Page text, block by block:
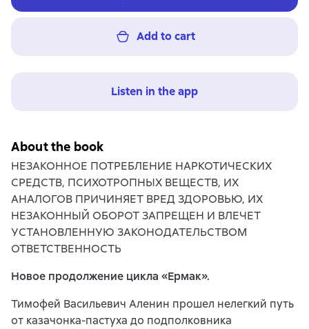
Add to cart
Listen in the app
About the book
НЕЗАКОННОЕ ПОТРЕБЛЕНИЕ НАРКОТИЧЕСКИХ
СРЕДСТВ, ПСИХОТРОПНЫХ ВЕЩЕСТВ, ИХ
АНАЛОГОВ ПРИЧИНЯЕТ ВРЕД ЗДОРОВЬЮ, ИХ
НЕЗАКОННЫЙ ОБОРОТ ЗАПРЕЩЕН И ВЛЕЧЕТ
УСТАНОВЛЕННУЮ ЗАКОНОДАТЕЛЬСТВОМ
ОТВЕТСТВЕННОСТЬ
Новое продолжение цикла «Ермак».
Тимофей Васильевич Аленин прошел нелегкий путь
от казачонка-пастуха до подполковника